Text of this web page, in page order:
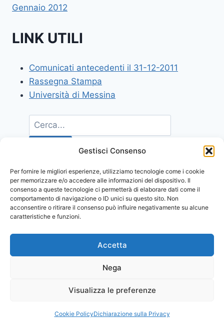
Gestisci Consenso
Per fornire le migliori esperienze, utilizziamo tecnologie come i cookie
per memorizzare e/o accedere alle informazioni del dispositivo. Il
consenso a queste tecnologie ci permetterà di elaborare dati come il
comportamento di navigazione o ID unici su questo sito. Non
acconsentire o ritirare il consenso può influire negativamente su alcune
caratteristiche e funzioni.
Accetta
Nega
Visualizza le preferenze
Cookie PolicyDichiarazione sulla Privacy
Gennaio 2012
LINK UTILI
Comunicati antecedenti il 31-12-2011
Rassegna Stampa
Università di Messina
© 2026 Comunicati Stampa | Powered by